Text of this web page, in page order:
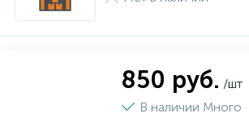
850 руб. /шт
В наличии Много